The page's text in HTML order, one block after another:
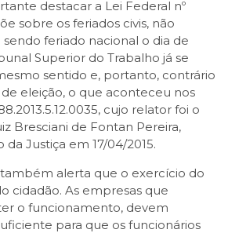
destacar a Lei Federal nº
sobre os feriados civis, não
feriado nacional o dia de
Superior do Trabalho já se
sentido e, portanto, contrário
eleição, o que aconteceu nos
cujo relator foi o
Bresciani de Fontan Pereira,
Justiça em 17/04/2015.
alerta que o exercício do
cidadão. As empresas que
o funcionamento, devem
para que os funcionários